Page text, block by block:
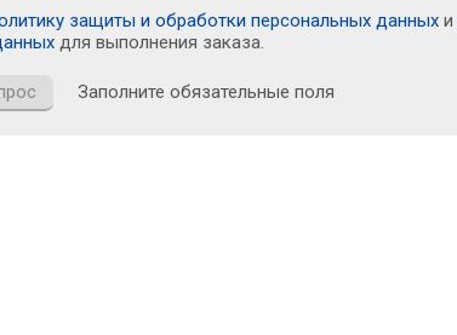
защиты и обработки персональных данных и
для выполнения заказа.
Заполните обязательные поля